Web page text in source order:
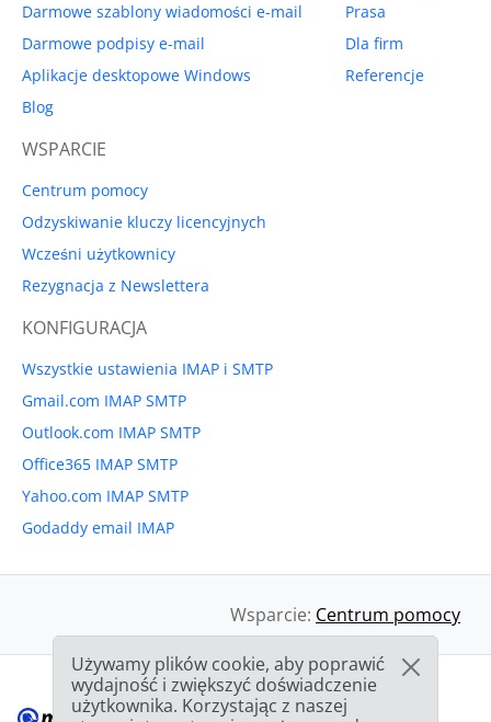
Darmowe szablony wiadomości e-mail
Darmowe podpisy e-mail
Aplikacje desktopowe Windows
Blog
Prasa
Dla firm
Referencje
WSPARCIE
Centrum pomocy
Odzyskiwanie kluczy licencyjnych
Wcześni użytkownicy
Rezygnacja z Newslettera
KONFIGURACJA
Wszystkie ustawienia IMAP i SMTP
Gmail.com IMAP SMTP
Outlook.com IMAP SMTP
Office365 IMAP SMTP
Yahoo.com IMAP SMTP
Godaddy email IMAP
Wsparcie: Centrum pomocy
Używamy plików cookie, aby poprawić
wydajność i zwiększyć doświadczenie
użytkownika. Korzystając z naszej